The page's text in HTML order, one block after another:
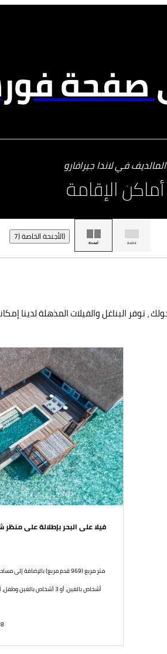
صفحة
المالديف في لاندا جيرافارو
أماكن الإقامة
الأجنحة الخاصة (7) أعمدة قائمة
البناغل والفيلات المذهلة لدينا
فيلا على البحر بإطلالة على
90 متر مربع (969 قدم مربع) بالإضافة إلى مساحة خارجية قدرُها 183 متر مربع (1,970 قدم مربع)
3 أشخاص بالغين، أو 3 أشخاص بالغين وطفل، أو شخصين بالغين وطفلين، أو شخص بالغ و3 أطفال